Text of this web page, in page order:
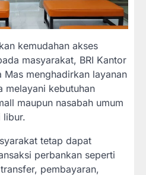
kemudahan akses
masyarakat, BRI Kantor
Mas menghadirkan layanan
melayani kebutuhan
maupun nasabah umum
libur.
tetap dapat
perbankan seperti
pembayaran,